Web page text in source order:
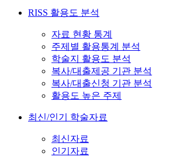
RISS 활용도 분석
자료 현황 통계
주제별 활용통계 분석
학술지 활용도 분석
복사/대출제공 기관 분석
복사/대출신청 기관 분석
활용도 높은 주제
최신/인기 학술자료
최신자료
인기자료